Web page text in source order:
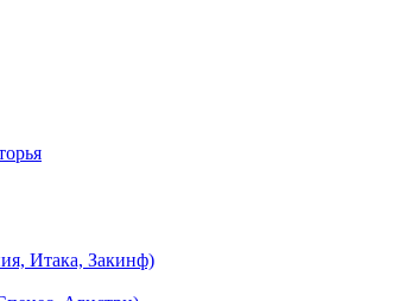
Итака, Закинф)